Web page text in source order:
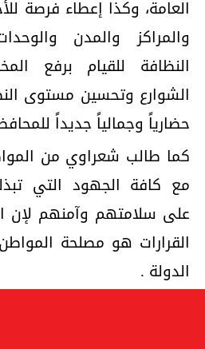
العامة، وكذا إعطاء فرصة
والمراكز والمدن
النظافة للقيام برفع
الشوارع وتحسين مستوى
حضارياً وجمالياً جديداً
كما طالب شعراوي من
مع كافة الجهود التي
على سلامتهم وآمنهم لإن
القرارات هو مصلحة
الدولة .